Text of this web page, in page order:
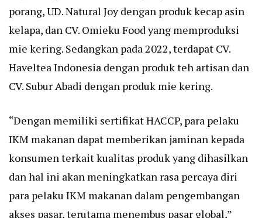
porang, UD. Natural Joy dengan produk kecap asin
kelapa, dan CV. Omieku Food yang memproduksi
mie kering. Sedangkan pada 2022, terdapat CV.
Haveltea Indonesia dengan produk teh artisan dan
CV. Subur Abadi dengan produk mie kering.
“Dengan memiliki sertifikat HACCP, para pelaku
IKM makanan dapat memberikan jaminan kepada
konsumen terkait kualitas produk yang dihasilkan
dan hal ini akan meningkatkan rasa percaya diri
para pelaku IKM makanan dalam pengembangan
akses pasar, terutama menembus pasar global,”